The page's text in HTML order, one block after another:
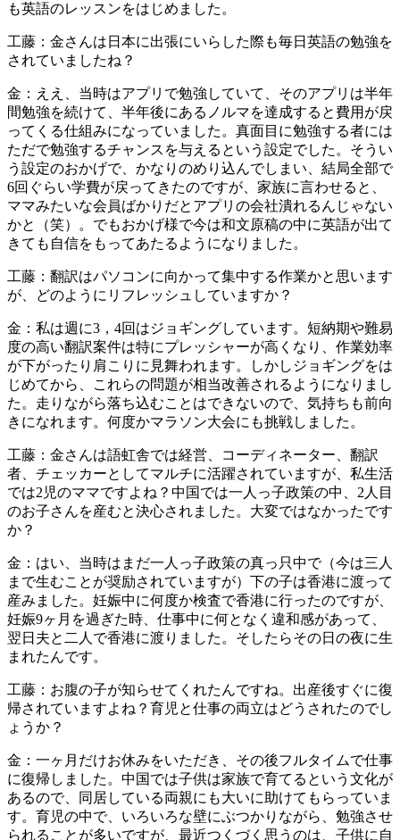
も英語のレッスンをはじめました。
工藤：金さんは日本に出張にいらした際も毎日英語の勉強を
されていましたね？
金：ええ、当時はアプリで勉強していて、そのアプリは半年
間勉強を続けて、半年後にあるノルマを達成すると費用が戻
ってくる仕組みになっていました。真面目に勉強する者には
ただで勉強するチャンスを与えるという設定でした。そうい
う設定のおかげで、かなりのめり込んでしまい、結局全部で
6回ぐらい学費が戻ってきたのですが、家族に言わせると、
ママみたいな会員ばかりだとアプリの会社潰れるんじゃない
かと（笑）。でもおかげ様で今は和文原稿の中に英語が出て
きても自信をもってあたるようになりました。
工藤：翻訳はパソコンに向かって集中する作業かと思います
が、どのようにリフレッシュしていますか？
金：私は週に3，4回はジョギングしています。短納期や難易
度の高い翻訳案件は特にプレッシャーが高くなり、作業効率
が下がったり肩こりに見舞われます。しかしジョギングをは
じめてから、これらの問題が相当改善されるようになりまし
た。走りながら落ち込むことはできないので、気持ちも前向
きになれます。何度かマラソン大会にも挑戦しました。
工藤：金さんは語虹舎では経営、コーディネーター、翻訳
者、チェッカーとしてマルチに活躍されていますが、私生活
では2児のママですよね？中国では一人っ子政策の中、2人目
のお子さんを産むと決心されました。大変ではなかったです
か？
金：はい、当時はまだ一人っ子政策の真っ只中で（今は三人
まで生むことが奨励されていますが）下の子は香港に渡って
産みました。妊娠中に何度か検査で香港に行ったのですが、
妊娠9ヶ月を過ぎた時、仕事中に何となく違和感があって、
翌日夫と二人で香港に渡りました。そしたらその日の夜に生
まれたんです。
工藤：お腹の子が知らせてくれたんですね。出産後すぐに復
帰されていますよね？育児と仕事の両立はどうされたのでし
ょうか？
金：一ヶ月だけお休みをいただき、その後フルタイムで仕事
に復帰しました。中国では子供は家族で育てるという文化が
あるので、同居している両親にも大いに助けてもらっていま
す。育児の中で、いろいろな壁にぶつかりながら、勉強させ
られることが多いですが、最近つくづく思うのは、子供に自